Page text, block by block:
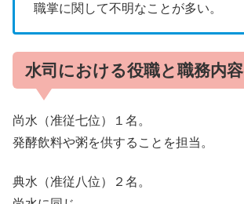
職掌に関して不明なことが多い。
水司における役職と職務内容
尚水（准従七位）１名。
発酵飲料や粥を供することを担当。
典水（准従八位）２名。